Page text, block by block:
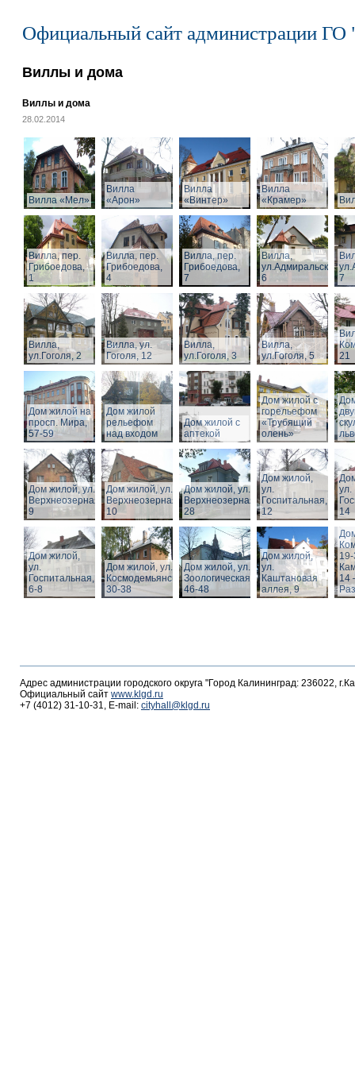
Официальный сайт администрации ГО
Виллы и дома
Виллы и дома
28.02.2014
Вилла «Мел»
Вилла
«Арон»
Вилла
«Винтер»
Вилла
«Крамер»
Вилла, пер.
Грибоедова,
1
Вилла, пер.
Грибоедова,
4
Вилла, пер.
Грибоедова,
7
Вилла,
ул.Адмиральская,
6
7
Вилла,
ул.Гоголя, 2
Вилла, ул.
Гоголя, 12
Вилла,
ул.Гоголя, 3
Вилла,
ул.Гоголя, 5
21
Дом жилой на
просп. Мира,
57-59
Дом жилой
рельефом
над входом
Дом жилой с
аптекой
Дом жилой с
горельефом
«Трубящий
олень»
Дом жилой, ул.
Верхнеозерная,
9
Дом жилой, ул.
Верхнеозерная,
10
Дом жилой, ул.
Верхнеозерная,
28
Дом жилой,
ул.
Госпитальная,
12
ул.
14
Дом жилой,
ул.
Госпитальная,
6-8
Дом жилой, ул. З.
Космодемьянской
30-38
Дом жилой, ул.
Зоологическая,
46-48
Дом жилой,
ул.
Каштановая
аллея, 9
14
Адрес администрации городского округа "Город Калининград: 236022,
Официальный сайт www.klgd.ru
+7 (4012) 31-10-31, E-mail: cityhall@klgd.ru